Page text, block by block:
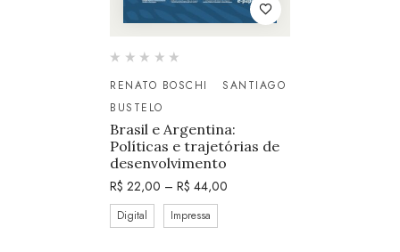
RENATO BOSCHI
SANTIAGO
BUSTELO
Brasil e Argentina:
Políticas e trajetórias de
desenvolvimento
R$ 22,00 – R$ 44,00
Digital Impressa